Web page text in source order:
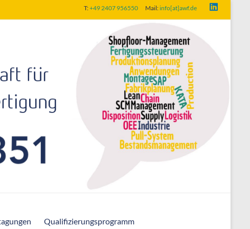
T:+49 2407 956550 Mail:info[at]awf.de
Qualifizierungsprogramm